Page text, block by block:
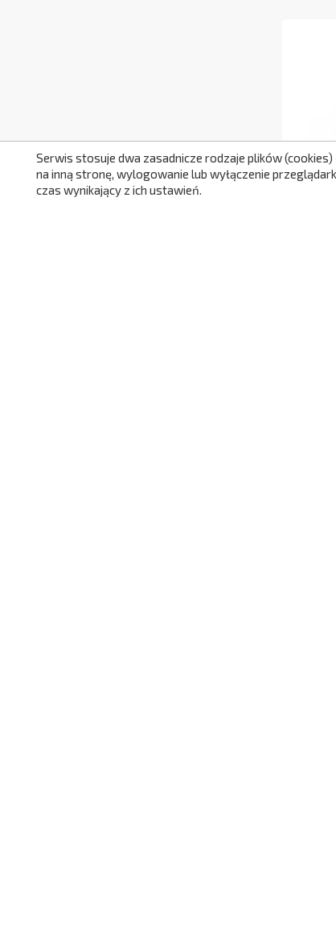
Serwis stosuje dwa zasadnicze rodzaje plików
na inną stronę, wylogowanie lub wyłączenie
czas wynikający z ich ustawień.